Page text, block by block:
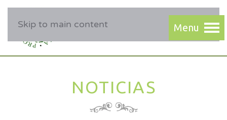
Skip to main content
NOTICIAS